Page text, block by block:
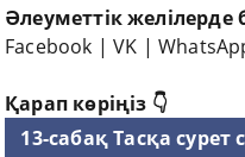
Әлеуметтік желілерде
Facebook |VK |
Қарап көріңіз 👇
13-сабақ Тасқа